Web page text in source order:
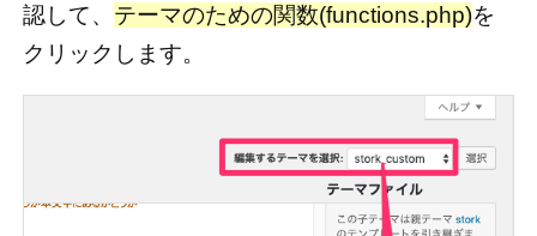
認して、 テーマのための関数(functions.php)を
クリックします。